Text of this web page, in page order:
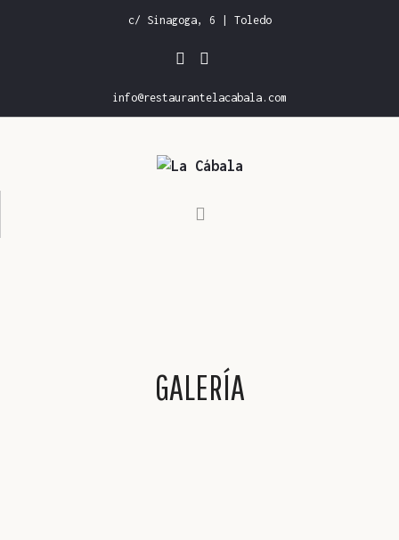
c/ Sinagoga, 6 | Toledo
info@restaurantelacabala.com
RESERVAS
CONTACTO
GALERÍA